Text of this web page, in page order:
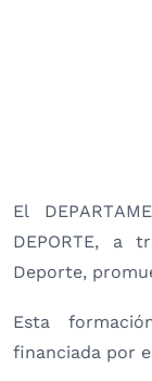
El
DEPORTE, a
Deporte,
Esta
financiada por